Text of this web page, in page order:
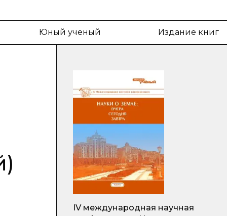
Юный ученый Издание книг
IV международная научная